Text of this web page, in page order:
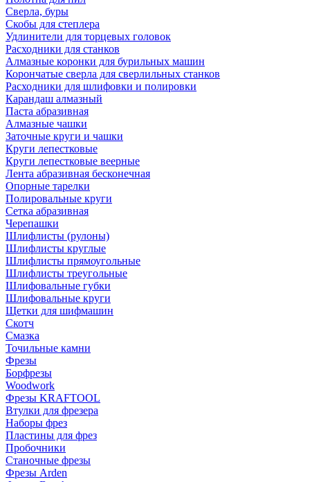
Сверла, буры
Скобы для степлера
Удлинители для торцевых головок
Расходники для станков
Алмазные коронки для бурильных машин
Корончатые сверла для сверлильных станков
Расходники для шлифовки и полировки
Карандаш алмазный
Паста абразивная
Алмазные чашки
Заточные круги и чашки
Круги лепестковые
Круги лепестковые веерные
Лента абразивная бесконечная
Опорные тарелки
Полировальные круги
Сетка абразивная
Черепашки
Шлифлисты (рулоны)
Шлифлисты круглые
Шлифлисты прямоугольные
Шлифлисты треугольные
Шлифовальные губки
Шлифовальные круги
Щетки для шифмашин
Скотч
Смазка
Точильные камни
Фрезы
Борфрезы
Woodwork
Фрезы KRAFTOOL
Втулки для фрезера
Наборы фрез
Пластины для фрез
Пробочники
Станочные фрезы
Фрезы Arden